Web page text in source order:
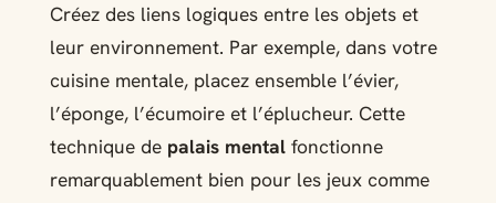
Créez des liens logiques entre les objets et
leur environnement. Par exemple, dans votre
cuisine mentale, placez ensemble l’évier,
l’éponge, l’écumoire et l’éplucheur. Cette
technique de palais mentalfonctionne
remarquablement bien pour les jeux comme